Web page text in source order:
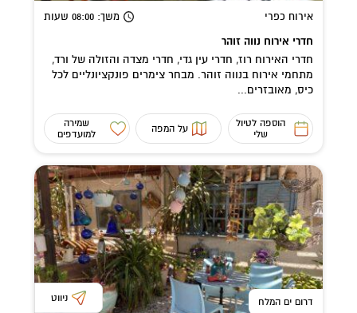
אירוח כפרי משך: 08:00 שעות
חדרי אירוח נווה זוהר
חדרי האירוח רוז, חדרי עין גדי, חדרי מצדה והזולה של ורד,
מתחמי אירוח בנווה זוהר. מבחר צימרים פונקציונליים לכל
כיס, מאובזרים...
הוספה לטיול
שלי
על המפה
שמירה
למועדפים
דרום ים המלח ניווט